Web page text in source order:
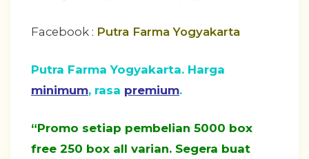
Facebook : Putra Farma Yogyakarta
Putra Farma Yogyakarta. Harga
minimum, rasa premium.
“Promo setiap pembelian 5000 box
free 250 box all varian. Segera buat